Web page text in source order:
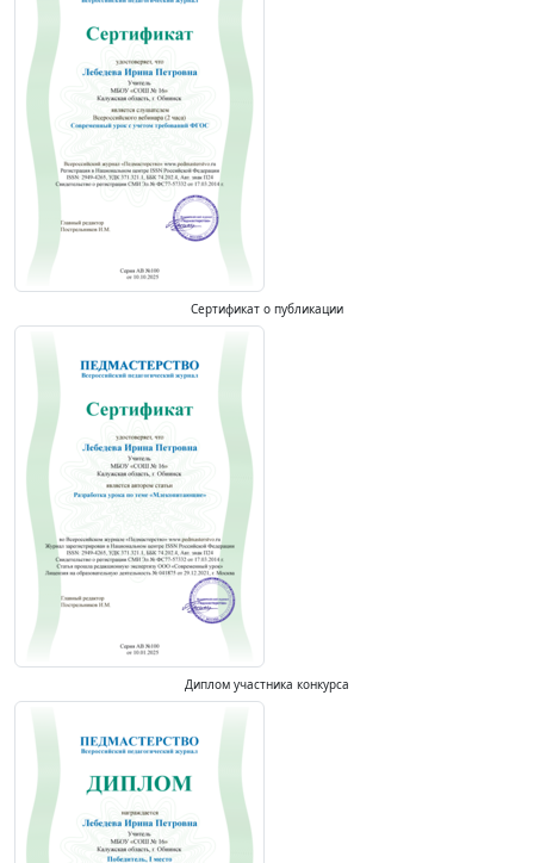
Сертификат о публикации
Диплом участника конкурса